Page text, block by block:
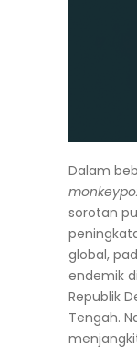
Dalam
sorotan
global,
endemik
Republik
Tengah.